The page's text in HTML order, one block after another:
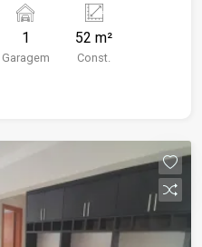
GABINETE E BOX,
2023 E PODERÃO
1
Garagem
52 m²
Const.